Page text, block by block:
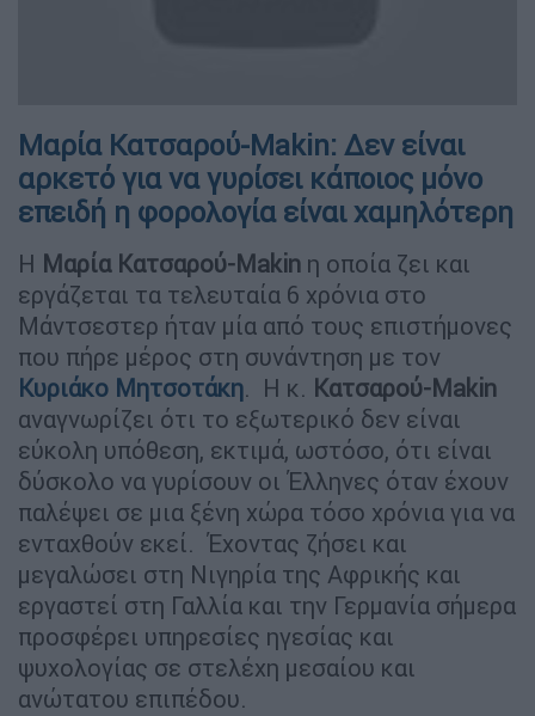
Μαρία Κατσαρού-Makin: Δεν είναι
αρκετό για να γυρίσει κάποιος μόνο
επειδή η φορολογία είναι χαμηλότερη
Η Μαρία Κατσαρού-Makin η οποία ζει και
εργάζεται τα τελευταία 6 χρόνια στο
Μάντσεστερ ήταν μία από τους επιστήμονες
που πήρε μέρος στη συνάντηση με τον
Κυριάκο Μητσοτάκη. Η κ. Κατσαρού-Makin
αναγνωρίζει ότι το εξωτερικό δεν είναι
εύκολη υπόθεση, εκτιμά, ωστόσο, ότι είναι
δύσκολο να γυρίσουν οι Έλληνες όταν έχουν
παλέψει σε μια ξένη χώρα τόσο χρόνια για να
ενταχθούν εκεί. Έχοντας ζήσει και
μεγαλώσει στη Νιγηρία της Αφρικής και
εργαστεί στη Γαλλία και την Γερμανία σήμερα
προσφέρει υπηρεσίες ηγεσίας και
ψυχολογίας σε στελέχη μεσαίου και
ανώτατου επιπέδου.